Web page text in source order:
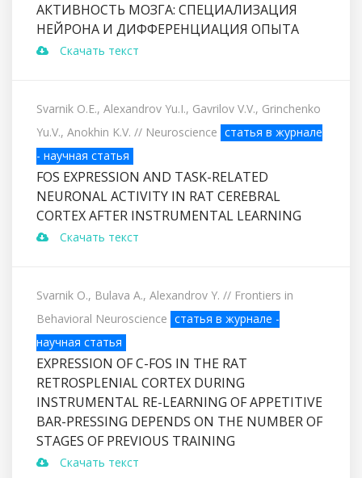
АКТИВНОСТЬ МОЗГА: СПЕЦИАЛИЗАЦИЯ
НЕЙРОНА И ДИФФЕРЕНЦИАЦИЯ ОПЫТА
Скачать текст
Svarnik O.E., Alexandrov Yu.I., Gavrilov V.V., Grinchenko
Yu.V., Anokhin K.V. // Neuroscience статья в журнале
- научная статья
FOS EXPRESSION AND TASK-RELATED
NEURONAL ACTIVITY IN RAT CEREBRAL
CORTEX AFTER INSTRUMENTAL LEARNING
Скачать текст
Svarnik O., Bulava A., Alexandrov Y. // Frontiers in
Behavioral Neuroscience статья в журнале -
научная статья
EXPRESSION OF C-FOS IN THE RAT
RETROSPLENIAL CORTEX DURING
INSTRUMENTAL RE-LEARNING OF APPETITIVE
BAR-PRESSING DEPENDS ON THE NUMBER OF
STAGES OF PREVIOUS TRAINING
Скачать текст